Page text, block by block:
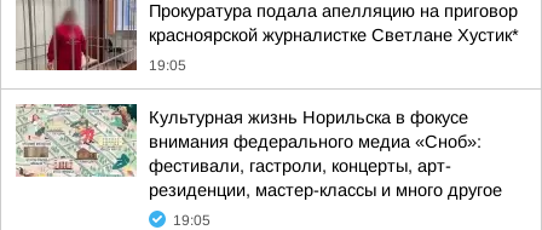
Прокуратура подала апелляцию на приговор
красноярской журналистке Светлане Хустик*
19:05
Культурная жизнь Норильска в фокусе
внимания федерального медиа «Сноб»:
фестивали, гастроли, концерты, арт-
резиденции, мастер-классы и много другое
19:05